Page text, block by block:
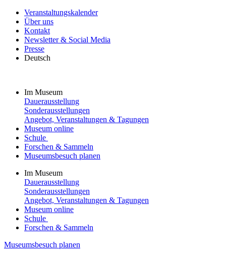
Veranstaltungskalender
Über uns
Kontakt
Newsletter & Social Media
Presse
Deutsch
Im Museum
Dauerausstellung
Sonderausstellungen
Angebot, Veranstaltungen & Tagungen
Museum online
Schule
Forschen & Sammeln
Museumsbesuch planen
Im Museum
Dauerausstellung
Sonderausstellungen
Angebot, Veranstaltungen & Tagungen
Museum online
Schule
Forschen & Sammeln
Museumsbesuch planen